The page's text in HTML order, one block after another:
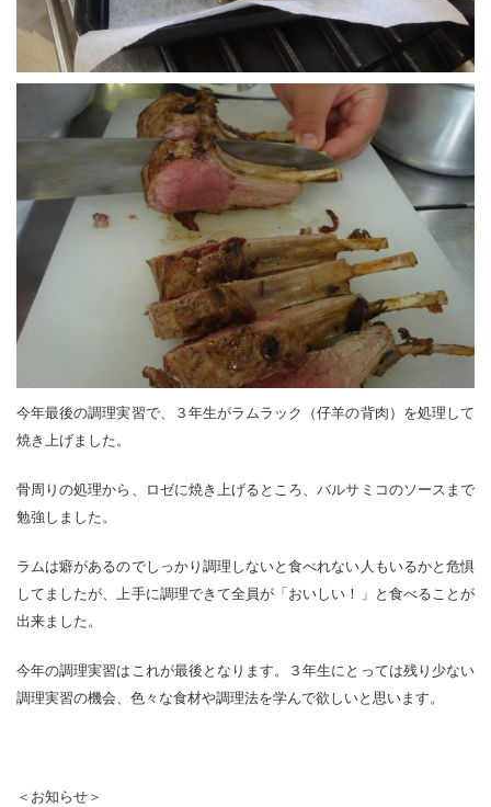
今年最後の調理実習で、３年生がラムラック（仔羊の背肉）を処理して
焼き上げました。
骨周りの処理から、ロゼに焼き上げるところ、バルサミコのソースまで
勉強しました。
ラムは癖があるのでしっかり調理しないと食べれない人もいるかと危惧
してましたが、上手に調理できて全員が「おいしい！」と食べることが
出来ました。
今年の調理実習はこれが最後となります。３年生にとっては残り少ない
調理実習の機会、色々な食材や調理法を学んで欲しいと思います。
＜お知らせ＞